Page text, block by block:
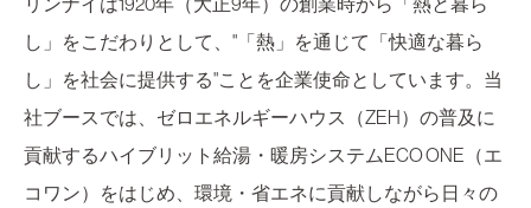
し」をこだわりとして、"「熱」を通じて「快適な暮ら
し」を社会に提供する"ことを企業使命としています。当
社ブースでは、ゼロエネルギーハウス（ZEH）の普及に
貢献するハイブリット給湯・暖房システムECO ONE（エ
コワン）をはじめ、環境・省エネに貢献しながら日々の